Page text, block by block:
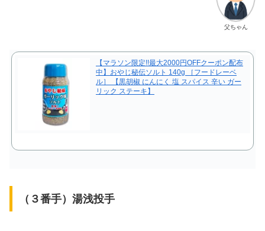
父ちゃん
【マラソン限定!!最大2000円OFFクーポン配布
中】おやじ秘伝ソルト 140g ［フードレーベ
ル］ 【黒胡椒 にんにく 塩 スパイス 辛い ガー
リック ステーキ】
（３番手）湯浅投手